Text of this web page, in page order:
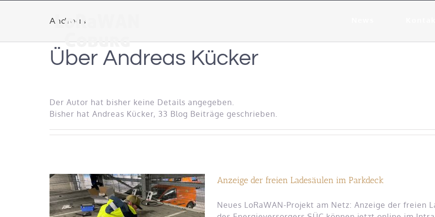
Andreas
Über Andreas Kücker
Der Autor hat bisher keine Details angegeben.
Bisher hat Andreas Kücker, 33 Blog Beiträge geschrieben.
Anzeige der freien Ladesäulen im Parkdeck
Neues LoRaWAN-Projekt am Netz: Anzeige der freien